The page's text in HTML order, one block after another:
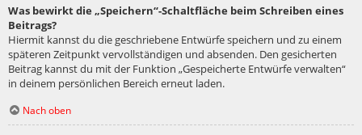
Was bewirkt die „Speichern“-Schaltfläche beim Schreiben eines
Beitrags?
Hiermit kannst du die geschriebene Entwürfe speichern und zu einem
späteren Zeitpunkt vervollständigen und absenden. Den gesicherten
Beitrag kannst du mit der Funktion „Gespeicherte Entwürfe verwalten“
in deinem persönlichen Bereich erneut laden.
Nach oben